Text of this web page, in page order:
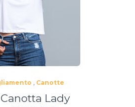
, Canotte
Lady